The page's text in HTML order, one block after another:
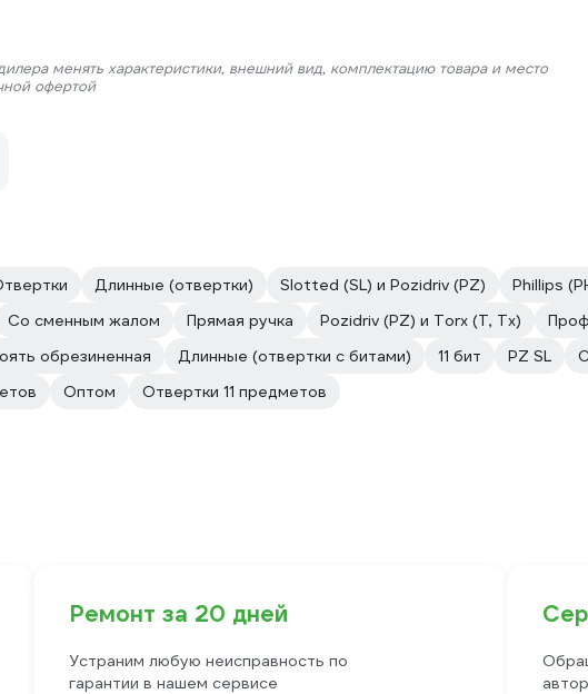
менять характеристики, внешний вид, комплектацию товара и место
офертой
Длинные (отвертки) Slotted (SL) и Pozidriv (PZ) Phillips
Со сменным жалом Прямая ручка Pozidriv (PZ) и Torx (T, Tx)
обрезиненная Длинные (отвертки с битами) 11 бит PZ SL
Оптом Отвертки 11 предметов
Ремонт за 20 дней
Устраним любую неисправность по
гарантии в нашем сервисе